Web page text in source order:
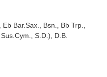
Bar.Sax., Bsn., Bb Trp.,
S.D.), D.B.